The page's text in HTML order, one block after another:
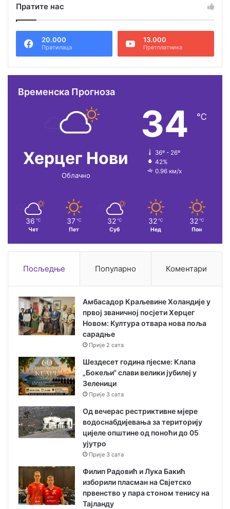
Пратите нас
20.000
Пратилаца
13.000
Претплатника
Временска Прогноза
Херцег Нови
Облачно
34 ℃
36º - 26º
42%
0.96 км/х
36 ℃
Чет
37 ℃
Пет
32 ℃
Суб
32 ℃
Нед
32 ℃
Пон
Посљедње Популарно Коментари
Амбасадор Краљевине Холандије у
првој званичној посјети Херцег
Новом: Култура отвара нова поља
сарадње
Прије 2 сата
Шездесет година пјесме: Клапа
„Бокељи“ слави велики јубилеј у
Зеленици
Прије 3 сата
Од вечерас рестриктивне мјере
водоснабдијевања за територију
цијеле општине од поноћи до 05
ујутро
Прије 3 сата
Филип Радовић и Лука Бакић
изборили пласман на Свјетско
првенство у пара стоном тенису на
Тајланду